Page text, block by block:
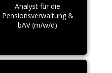
Analyst für die
Pensionsverwaltung &
bAV (m/w/d)